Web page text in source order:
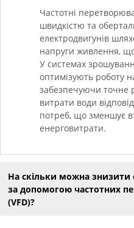
Частотні
швидкістю та
електродвигунів
напруги живлення,
У системах
оптимізують роботу
забезпечуючи точне
витрати води
потреб, що зменшує
енерговитрати.
На скільки можна знизити
за допомогою частотних
(VFD)?